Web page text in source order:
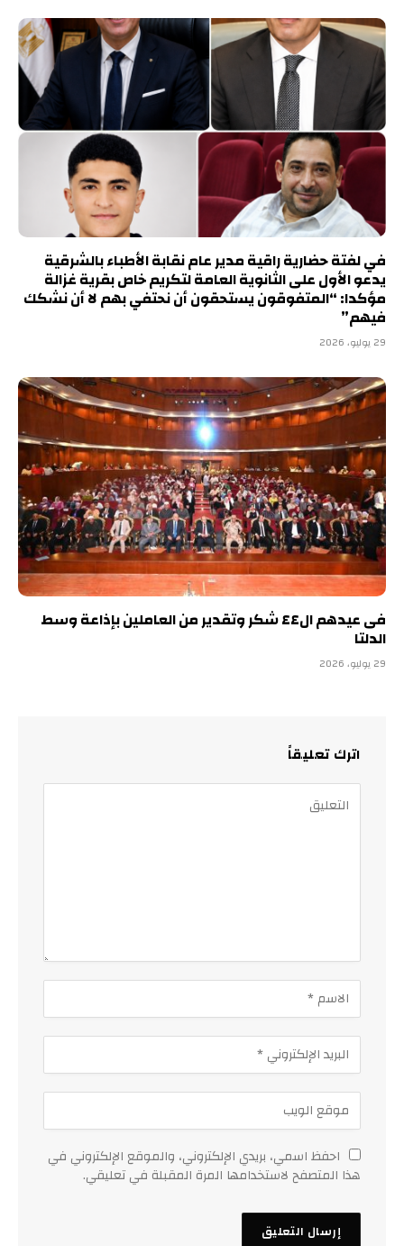
في لفتة حضارية راقية مدير عام نقابة الأطباء بالشرقية
يدعو الأول على الثانوية العامة لتكريم خاص بقرية غزالة
مؤكدا: “المتفوقون يستحقون أن نحتفي بهم لا أن نشكك
فيهم”
29 يوليو، 2026
فى عيدهم ال٤٤ شكر وتقدير من العاملين بإذاعة وسط
الدلتا
29 يوليو، 2026
اترك تعليقاً
احفظ اسمي، بريدي الإلكتروني، والموقع الإلكتروني في
هذا المتصفح لاستخدامها المرة المقبلة في تعليقي.